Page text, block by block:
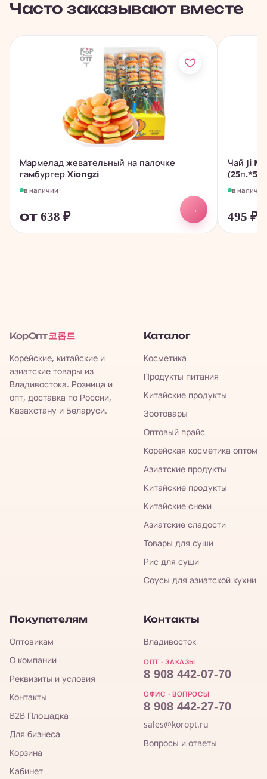
Часто заказывают вместе
Мармелад жевательный на палочке
гамбургер Xiongzi
в наличии
от 638 ₽
→
Чай Ji
в наличии
495₽
КорОпт 코롭트
Корейские, китайские и
азиатские товары из
Владивостока. Розница и
опт, доставка по России,
Казахстану и Беларуси.
Каталог
Косметика
Продукты питания
Китайские продукты
Зоотовары
Оптовый прайс
Корейская косметика оптом
Азиатские продукты
Китайские продукты
Китайские снеки
Азиатские сладости
Товары для суши
Рис для суши
Соусы для азиатской кухни
Покупателям
Оптовикам
О компании
Реквизиты и условия
Контакты
B2B Площадка
Для бизнеса
Корзина
Кабинет
Контакты
Владивосток
ОПТ · ЗАКАЗЫ
8 908 442-07-70
ОФИС · ВОПРОСЫ
8 908 442-27-70
sales@koropt.ru
Вопросы и ответы